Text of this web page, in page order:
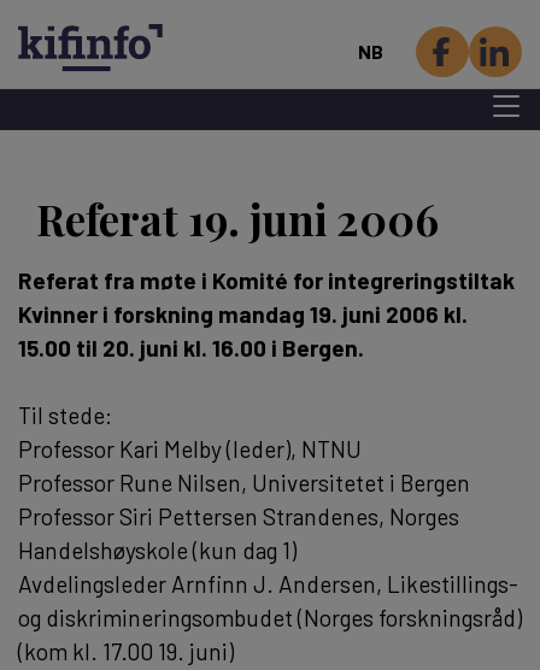
hovedinnhold
NB
Menu
Referat 19. juni 2006
Referat fra møte i Komité for integreringstiltak 
Kvinner i forskning mandag 19. juni 2006 kl.
15.00 til 20. juni kl. 16.00 i Bergen.
Til stede:
Professor Kari Melby (leder), NTNU
Professor Rune Nilsen, Universitetet i Bergen
Professor Siri Pettersen Strandenes, Norges
Handelshøyskole (kun dag 1)
Avdelingsleder Arnfinn J. Andersen, Likestillings-
og diskrimineringsombudet (Norges forskningsråd)
(kom kl. 17.00 19. juni)